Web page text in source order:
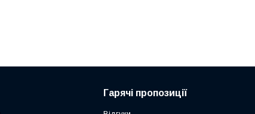
Гарячі пропозиції